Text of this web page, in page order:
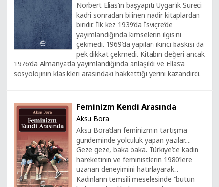
Norbert Elias’ın başyapıtı Uygarlık Süreci
kadri sonradan bilinen nadir kitaplardan
biridir. İlk kez 1939’da İsviçre’de
yayımlandığında kimselerin ilgisini
çekmedi. 1969’da yapılan ikinci baskısı da
pek dikkat çekmedi. Kitabın değeri ancak
1976’da Almanya’da yayımlandığında anlaşıldı ve Elias’a
sosyolojinin klasikleri arasındaki hakkettiği yerini kazandırdı.
Feminizm Kendi Arasında
Aksu Bora
Aksu Bora’dan feminizmin tartışma
gündeminde yolculuk yapan yazılar....
Geze geze, baka baka. Türkiye’de kadın
hareketinin ve feministlerin 1980’lere
uzanan deneyimini hatırlayarak...
Kadınların temsili meselesinde “bütün